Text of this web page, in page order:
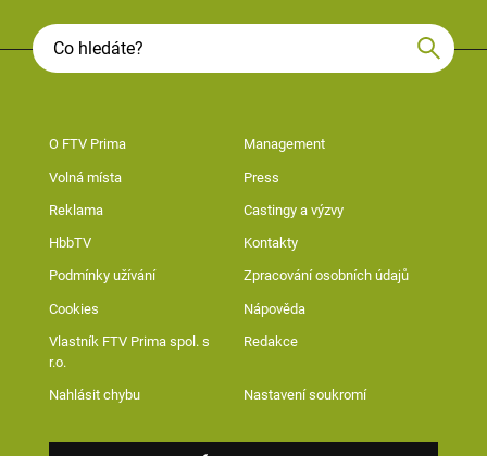
O FTV Prima Management
Volná místa Press
Reklama Castingy a výzvy
HbbTV Kontakty
Podmínky užívání Zpracování osobních údajů
Cookies Nápověda
Vlastník FTV Prima spol. s
r.o.
Redakce
Nahlásit chybu Nastavení soukromí